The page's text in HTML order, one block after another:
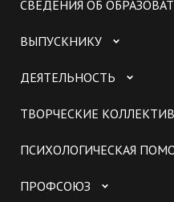
СВЕДЕНИЯ ОБ
ВЫПУСКНИКУ
ДЕЯТЕЛЬНОСТЬ
ТВОРЧЕСКИЕ
ПСИХОЛОГИЧЕСКАЯ
ПРОФСОЮЗ